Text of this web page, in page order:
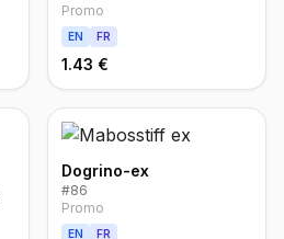
Promo
EN FR
1.43 €
Dogrino-ex
#86
Promo
EN FR